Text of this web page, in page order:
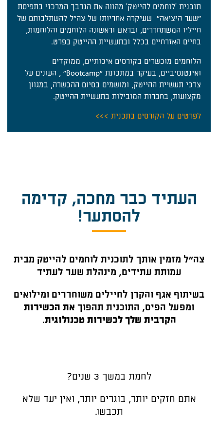
תוכנית 'לוחמים להייטק' מהווה את הנדבך המרכזי בתפיסת
"שער היציאה" שעיקרה אחריותו של צה"ל להשתלבותם של
חייליו המשתחררים, ובראש וראשונה הלוחמים והלוחמות,
בחיים האזרחיים בכלל ובתעשיית ההייטק בפרט.
הלוחמים מוכשרים בקורסים איכותיים, ממוקדים
ואינטנסיביים, בעיקר במתכונת "Bootcamp" , העונים על
צרכי תעשיית ההייטק, ומושמים בסיום ההכשרה, במגוון
מקצועות, בחברות המובילות בתעשיית ההייטק.
לפרטים על הקורסים בתכנית >>>
העתיד כבר מחכה, קדימה
להסתער!
צה"ל מזמין אותך לתוכנית לוחמים להייטק מבית
עמותת עתידים, מינהלת שער לעתיד
בשיתוף אגף והקרן לחיילים משוחררים ומילואים
ומפעל הפיס, התוכנית תהפוך את הכשירות
הקרבית שלך לכשירות טכנולוגית.
לחמת במשך 3 שנים?
אתם חזקים יותר, בוגרים יותר, ואין יעד שלא
תכבשו.